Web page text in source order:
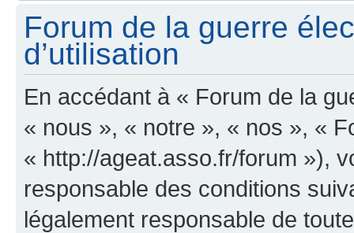
Forum de la guerre
d’utilisation
En accédant à « Forum de la
« nous », « notre », « nos », «
« http://ageat.asso.fr/forum »),
responsable des conditions
légalement responsable de